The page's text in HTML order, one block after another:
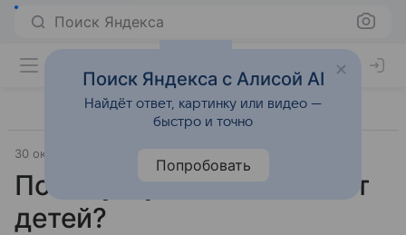
Поиск Яндекса
30 октября 2014
Почему мужчины не хотят
детей?
Поиск Яндекса с Алисой AI
Найдёт ответ, картинку или видео —
быстро и точно
Попробовать